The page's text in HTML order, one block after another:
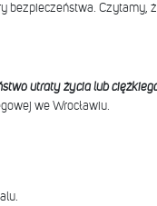
bezpieczeństwa. Czytamy,
utraty życia lub
we Wrocławiu.